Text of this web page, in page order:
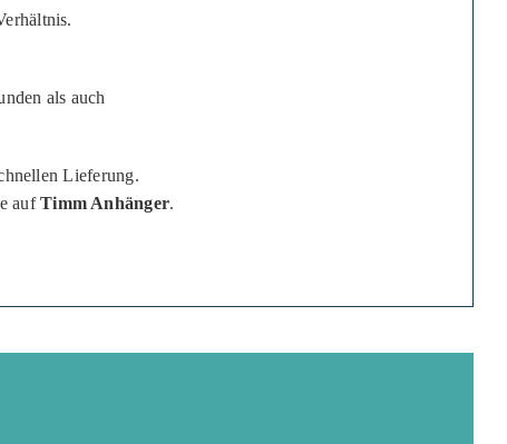
als auch
Lieferung.
aufTimm Anhänger.